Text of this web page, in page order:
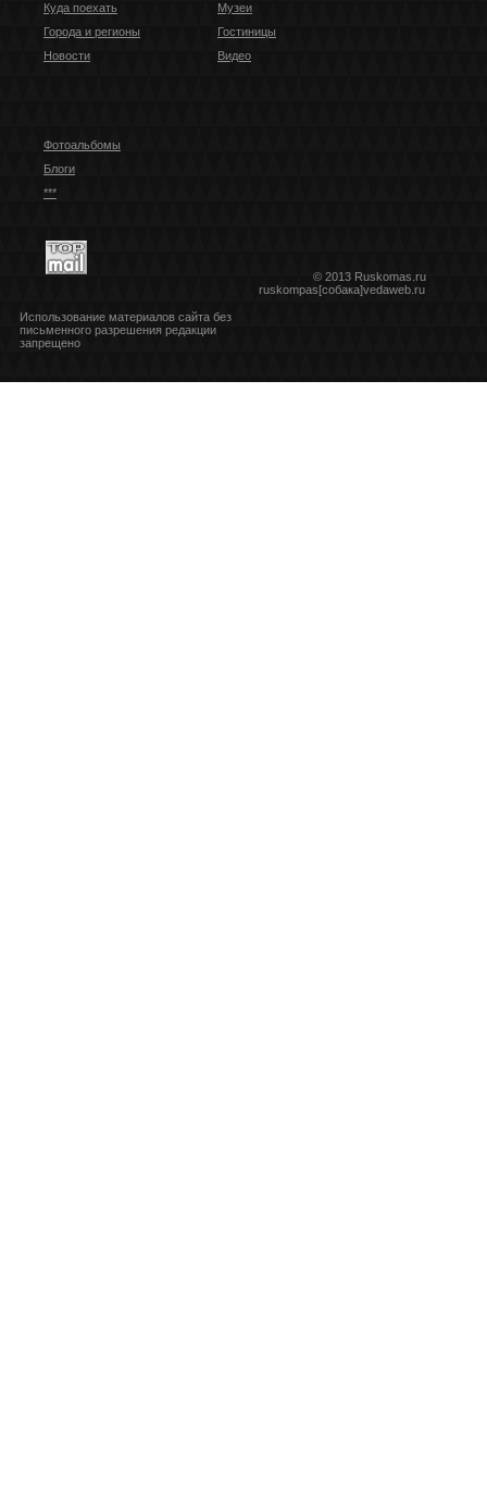
Куда поехать
Города и регионы
Новости
Музеи
Гостиницы
Видео
Фотоальбомы
Блоги
***
© 2013 Ruskomas.ru
ruskompas[собака]vedaweb.ru
Использование материалов сайта без
письменного разрешения редакции
запрещено